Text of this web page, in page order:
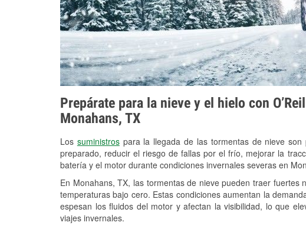
Prepárate para la nieve y el hielo con
Monahans, TX
Los suministrospara la llegada de las tormentas de nieve son
preparado, reducir el riesgo de fallas por el frío, mejorar la
batería y el motor durante condiciones invernales severas en
En Monahans, TX, las tormentas de nieve pueden traer fuertes
temperaturas bajo cero. Estas condiciones aumentan la
espesan los fluidos del motor y afectan la visibilidad, lo que
viajes invernales.